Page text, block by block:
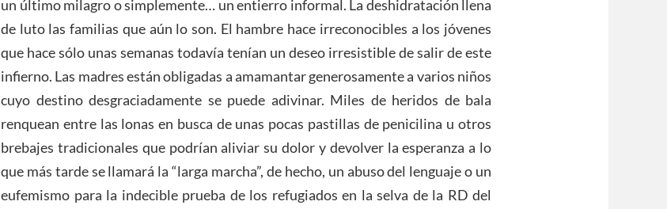
un último milagro o simplemente… un entierro informal. La deshidratación llena
de luto las familias que aún lo son. El hambre hace irreconocibles a los jóvenes
que hace sólo unas semanas todavía tenían un deseo irresistible de salir de este
infierno. Las madres están obligadas a amamantar generosamente a varios niños
cuyo destino desgraciadamente se puede adivinar. Miles de heridos de bala
renquean entre las lonas en busca de unas pocas pastillas de penicilina u otros
brebajes tradicionales que podrían aliviar su dolor y devolver la esperanza a lo
que más tarde se llamará la “larga marcha”, de hecho, un abuso del lenguaje o un
eufemismo para la indecible prueba de los refugiados en la selva de la RD del